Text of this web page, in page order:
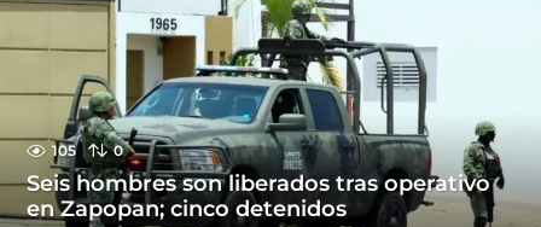
105 0
Seis hombres son liberados tras operativo
en Zapopan; cinco detenidos